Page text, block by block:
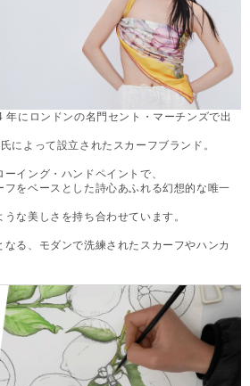
にロンドンの名門セント・マーチンズで出
によって設立されたスカーフブランド。
イング・ハンドペイントで、
フをベースとした詩心あふれる幻想的な唯一
な美しさを持ち合わせています。
る、モダンで洗練されたスカーフやハンカ